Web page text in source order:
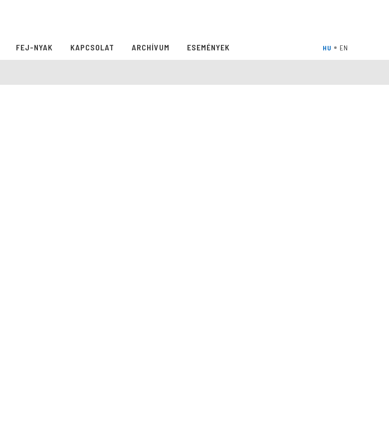
FEJ-NYAK KAPCSOLAT ARCHÍVUM ESEMÉNYEK